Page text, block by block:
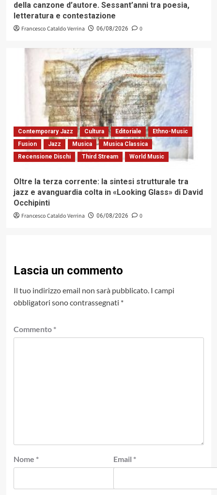
della canzone d’autore. Sessant’anni tra poesia,
letteratura e contestazione
Francesco Cataldo Verrina 06/08/2026 0
Contemporary Jazz Cultura Editoriale
Ethno-Music
Fusion
Jazz Musica
Musica Classica
Recensione Dischi
Third Stream World Music
Oltre la terza corrente: la sintesi strutturale tra
jazz e avanguardia colta in «Looking Glass» di David
Occhipinti
Francesco Cataldo Verrina 06/08/2026 0
Lascia un commento
Il tuo indirizzo email non sarà pubblicato. I campi
obbligatori sono contrassegnati *
Commento *
Nome * Email *